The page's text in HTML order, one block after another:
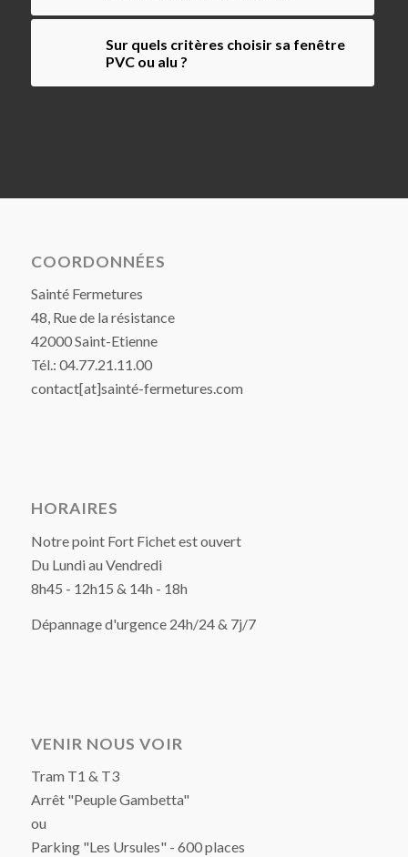
Sur quels critères choisir sa fenêtre
PVC ou alu ?
COORDONNÉES
Sainté Fermetures
48, Rue de la résistance
42000 Saint-Etienne
Tél.: 04.77.21.11.00
contact[at]sainté-fermetures.com
HORAIRES
Notre point Fort Fichet est ouvert
Du Lundi au Vendredi
8h45 - 12h15 & 14h - 18h
Dépannage d'urgence 24h/24 & 7j/7
VENIR NOUS VOIR
Tram T1 & T3
Arrêt "Peuple Gambetta"
ou
Parking "Les Ursules" - 600 places